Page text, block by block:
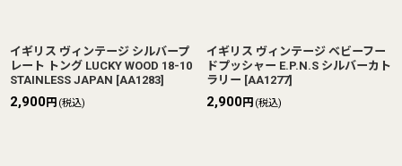
イギリス ヴィンテージ シルバープ
レート トング LUCKY WOOD 18-10
STAINLESS JAPAN [AA1283]
2,900円 (税込)
イギリス ヴィンテージ ベビーフー
ドプッシャー E.P.N.S シルバーカト
ラリー [AA1277]
2,900円 (税込)